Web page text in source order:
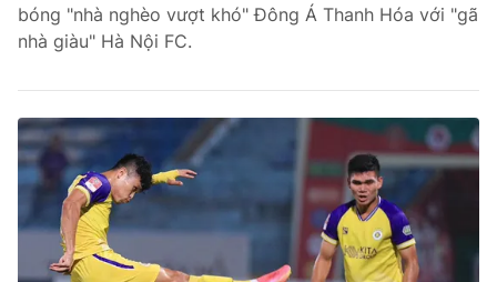
bóng "nhà nghèo vượt khó" Đông Á Thanh Hóa với "gã
nhà giàu" Hà Nội FC.